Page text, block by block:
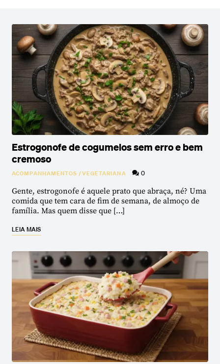
Estrogonofe de cogumelos sem erro e bem
cremoso
ACOMPANHAMENTOS /VEGETARIANA 0
Gente, estrogonofe é aquele prato que abraça, né? Uma
comida que tem cara de fim de semana, de almoço de
família. Mas quem disse que […]
LEIA MAIS